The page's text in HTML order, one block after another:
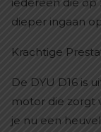
iedereen die op
dieper ingaan
Krachtige
De DYU D16 is
motor die zorgt
je nu een